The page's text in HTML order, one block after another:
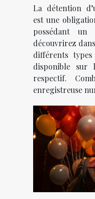
La détention
est une
possédant
découvrirez
différents types
disponible
respectif.
enregistreuse